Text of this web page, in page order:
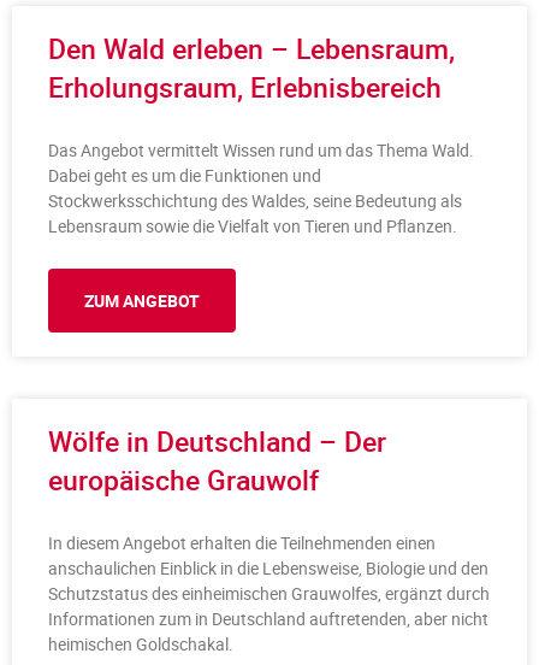
Den Wald erleben – Lebensraum,
Erholungsraum, Erlebnisbereich
Das Angebot vermittelt Wissen rund um das Thema Wald.
Dabei geht es um die Funktionen und
Stockwerksschichtung des Waldes, seine Bedeutung als
Lebensraum sowie die Vielfalt von Tieren und Pflanzen.
ZUM ANGEBOT
Wölfe in Deutschland – Der
europäische Grauwolf
In diesem Angebot erhalten die Teilnehmenden einen
anschaulichen Einblick in die Lebensweise, Biologie und den
Schutzstatus des einheimischen Grauwolfes, ergänzt durch
Informationen zum in Deutschland auftretenden, aber nicht
heimischen Goldschakal.